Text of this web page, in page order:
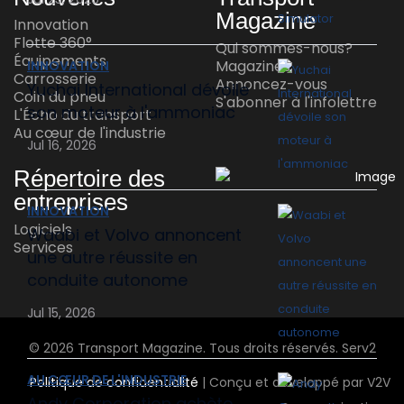
INNOVATION
Yuchai International dévoile
son moteur à l'ammoniac
Jul 16, 2026
INNOVATION
Waabi et Volvo annoncent
une autre réussite en
conduite autonome
Jul 15, 2026
AU CŒUR DE L'INDUSTRIE
Innovation
Flotte 360°
Équipements
Carrosserie
Coin du pneu
L'Écho du transport
Au cœur de l'industrie
Magazine
Qui sommes-nous?
Magazines
Annoncez-vous
S'abonner à l'infolettre
Répertoire des
entreprises
Logiciels
Services
© 2026 Transport Magazine. Tous droits réservés. Serv2
Politique de confidentialité | Conçu et développé par V2V